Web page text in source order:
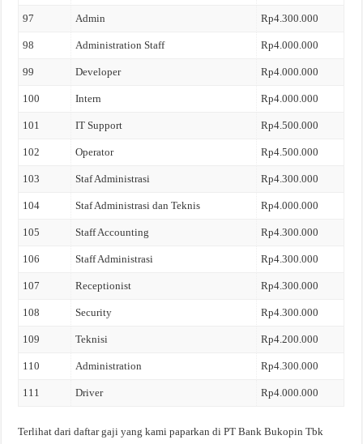
97 Admin Rp4.300.000
98 Administration Staff Rp4.000.000
99 Developer Rp4.000.000
100 Intern Rp4.000.000
101 IT Support Rp4.500.000
102 Operator Rp4.500.000
103 Staf Administrasi Rp4.300.000
104 Staf Administrasi dan Teknis Rp4.000.000
105 Staff Accounting Rp4.300.000
106 Staff Administrasi Rp4.300.000
107 Receptionist Rp4.300.000
108 Security Rp4.300.000
109 Teknisi Rp4.200.000
110 Administration Rp4.300.000
111 Driver Rp4.000.000
Terlihat dari daftar gaji yang kami paparkan di PT Bank Bukopin Tbk